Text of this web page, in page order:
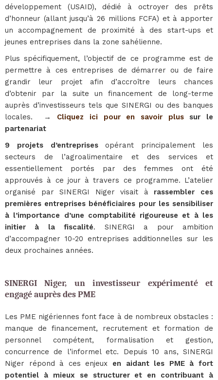
développement (USAID), dédié à octroyer des prêts
d’honneur (allant jusqu’à 26 millions FCFA) et à apporter
un accompagnement de proximité à des start-ups et
jeunes entreprises dans la zone sahélienne.
Plus spécifiquement, l’objectif de ce programme est de
permettre à ces entreprises de démarrer ou de faire
grandir leur projet afin d’accroître leurs chances
d’obtenir par la suite un financement de long-terme
auprès d’investisseurs tels que SINERGI ou des banques
locales.
→ Cliquez ici pour en savoir plussur le
partenariat
9 projets d’entreprisesopérant principalement les
secteurs de l’agroalimentaire et des services et
essentiellement portés par des femmes ont été
approuvés à ce jour à travers ce programme. L’atelier
organisé par SINERGI Niger visait à rassembler ces
premières entreprises bénéficiaires pour les sensibiliser
à l’importance d’une comptabilité rigoureuse et à les
initier à la fiscalité. SINERGI a pour ambition
d’accompagner 10-20 entreprises additionnelles sur les
deux prochaines années.
SINERGI Niger, un investisseur expérimenté et
engagé auprès des PME
Les PME nigériennes font face à de nombreux obstacles :
manque de financement, recrutement et formation de
personnel compétent, formalisation et gestion,
concurrence de l’informel etc. Depuis 10 ans, SINERGI
Niger répond à ces enjeux en aidant les PME à fort
potentiel à mieux se structurer et en contribuant à